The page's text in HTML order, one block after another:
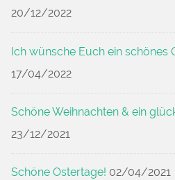
20/12/2022
Ich wünsche Euch ein schönes
17/04/2022
Schöne Weihnachten & ein
23/12/2021
Schöne Ostertage! 02/04/2021